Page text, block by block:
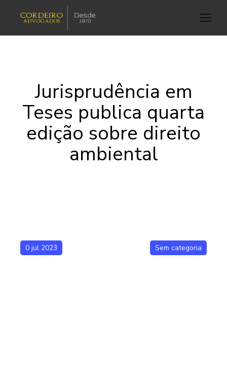
Jurisprudência em
Teses publica quarta
edição sobre direito
ambiental
0 jul 2023 Sem categoria